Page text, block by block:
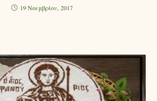
19 Νοεμβρίου, 2017